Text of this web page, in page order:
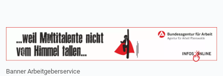
Banner Arbeitgeberservice